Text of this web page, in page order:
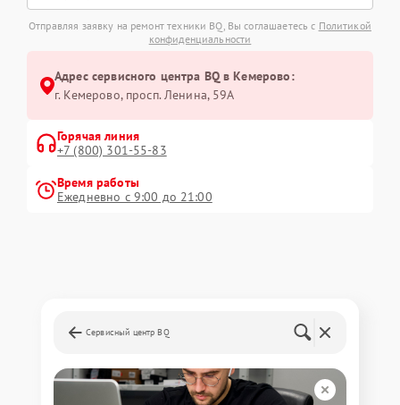
Отправляя заявку на ремонт техники BQ, Вы соглашаетесь с Политикой
конфиденциальности
Адрес сервисного центра BQ в Кемерово:
г. Кемерово, просп. Ленина, 59А
Горячая линия
+7 (800) 301-55-83
Время работы
Ежедневно с 9:00 до 21:00
Сервисный центр BQ